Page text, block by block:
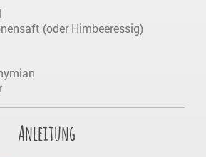
(oder Himbeeressig)
Anleitung